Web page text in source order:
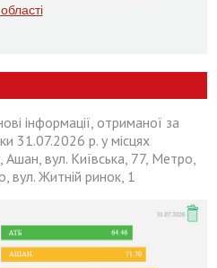
інформації, отриманої за
31.07.2026 р. у місцях
вул. Київська, 77, Метро,
вул. Житній ринок, 1